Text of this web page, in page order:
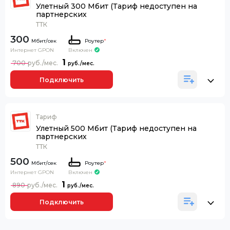
Улетный 300 Мбит (Тариф недоступен на
партнерских
ТТК
300
Интернет GPON
Роутер*
Включен
1
700
Подключить
Тариф
Улетный 500 Мбит (Тариф недоступен на
партнерских
ТТК
500
Интернет GPON
Роутер*
Включен
1
890
Подключить